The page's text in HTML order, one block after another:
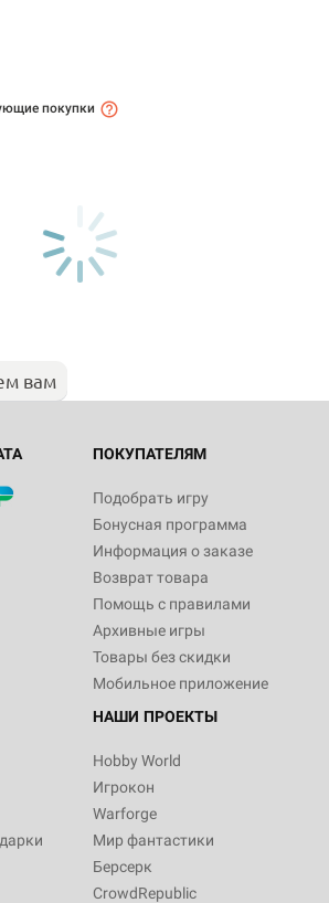
покупки
вам
ПОКУПАТЕЛЯМ
Подобрать игру
Бонусная программа
Информация о заказе
Возврат товара
Помощь с правилами
Архивные игры
Товары без скидки
Мобильное приложение
НАШИ ПРОЕКТЫ
Hobby World
Игрокон
Warforge
Мир фантастики
Берсерк
CrowdRepublic